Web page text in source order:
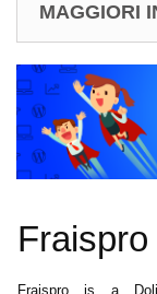
MAGGIORI
Fraispro
Fraispro is a